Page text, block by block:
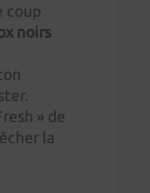
coup
noirs
» de
la